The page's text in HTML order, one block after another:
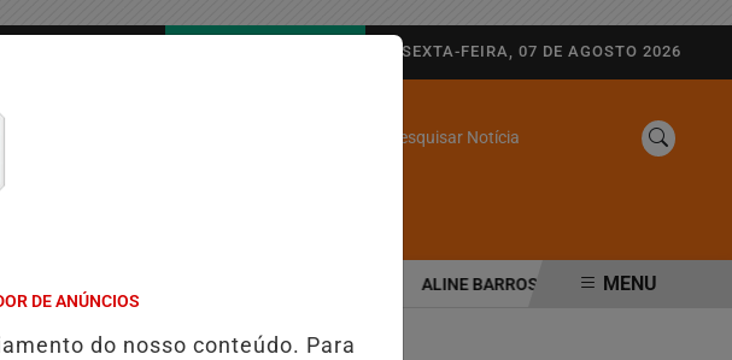
SEXTA-FEIRA, 07 DE AGOSTO 2026
Pesquisar Notícia
LEGAIS
NOVO ANUÁRIO DA SEGURANÇA PÚBLICA ALINE BARROS É CONFIRMADA NO DIA DO
MENU
DE ANÚNCIOS
do nosso conteúdo. Para